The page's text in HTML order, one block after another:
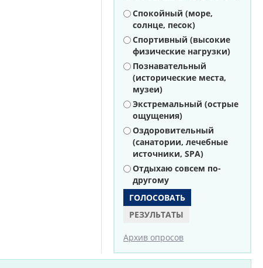
Варианты
Спокойный (море,
солнце, песок)
Спортивный (высокие
физические нагрузки)
Познавательный
(исторические места,
музеи)
Экстремальный (острые
ощущения)
Оздоровительный
(санатории, лечебные
источники, SPA)
Отдыхаю совсем по-
другому
РЕЗУЛЬТАТЫ
Архив опросов